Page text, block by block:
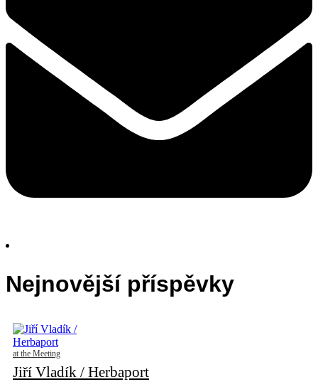
Nejnovější příspěvky
at the Meeting
Jiří Vladík / Herbaport